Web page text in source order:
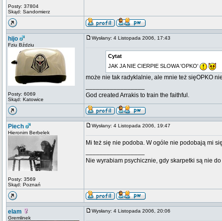
Posty: 37804
Skąd: Sandomierz
hijo
Fziu Bździu
Posty: 6069
Skąd: Katowice
Wysłany: 4 Listopada 2006, 17:43
Cytat
JAK JA NIE CIERPIE SLOWA 'OPKO'
może nie tak radyklalnie, ale mnie też sięOPKO
God created Arrakis to train the faithful.
Piech
Hieronim Berbelek
Posty: 3569
Skąd: Poznań
Wysłany: 4 Listopada 2006, 19:47
Mi też się nie podoba. W ogóle nie podobają mi
Nie wyrabiam psychicznie, gdy skarpetki są nie do
elam
Gremlinek
Wysłany: 4 Listopada 2006, 20:06